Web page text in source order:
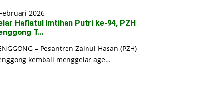
2026
Haflatul Imtihan Putri ke-94, PZH
T…
– Pesantren Zainul Hasan (PZH)
kembali menggelar age…